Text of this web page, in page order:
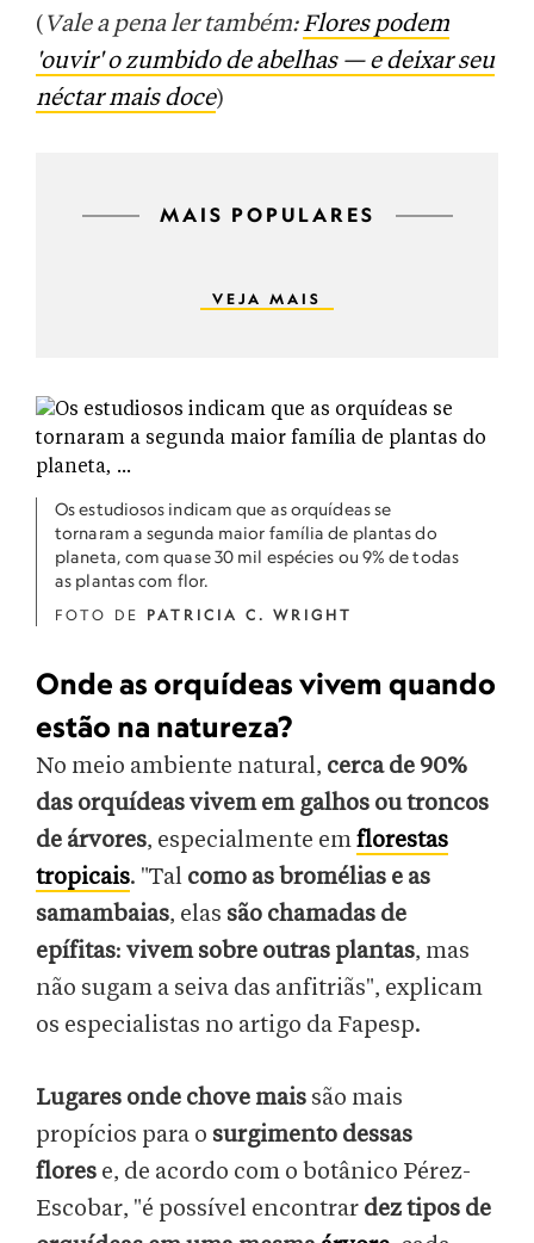
( Vale a pena ler também:Flores podem
'ouvir' o zumbido de abelhas — e deixar seu
néctar mais doce)
MAIS POPULARES
VEJA MAIS
Os estudiosos indicam que as orquídeas se
tornaram a segunda maior família de plantas do
planeta, com quase 30 mil espécies ou 9% de todas
as plantas com flor.
FOTO DE PATRICIA C. WRIGHT
Onde as orquídeas vivem quando
estão na natureza?
No meio ambiente natural, cerca de 90%
das orquídeas vivem em galhos ou troncos
de árvores, especialmente emflorestas
tropicais. "Tal como as bromélias e as
samambaias, elas são chamadas de
epífitas: vivem sobre outras plantas, mas
não sugam a seiva das anfitriãs", explicam
os especialistas no artigo da Fapesp.
Lugares onde chove mais são mais
propícios para o surgimento dessas
flores e, de acordo com o botânico Pérez-
Escobar, "é possível encontrar dez tipos de